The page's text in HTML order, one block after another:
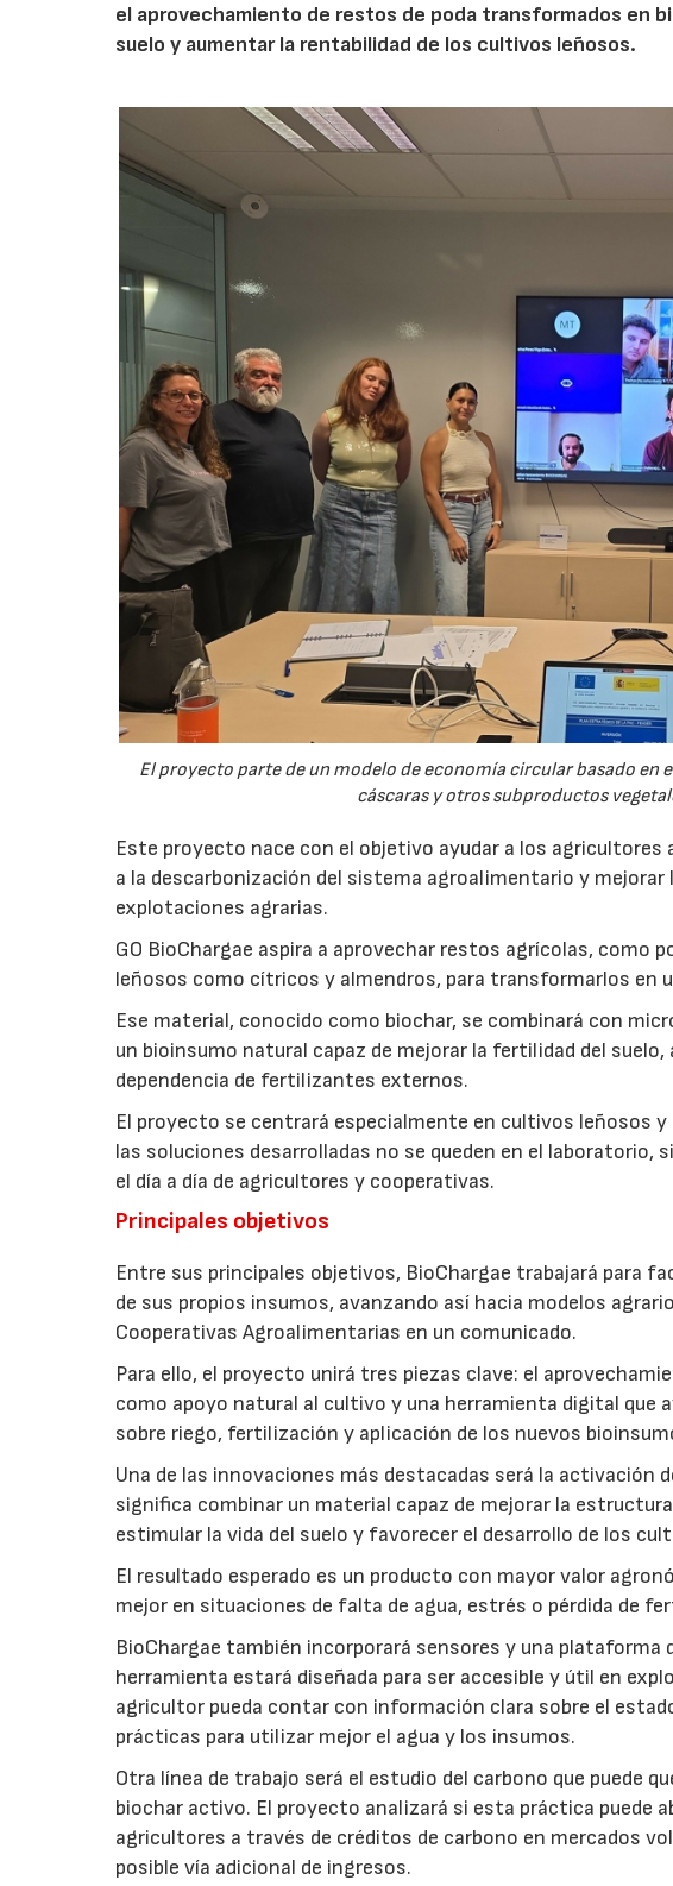
el aprovechamiento de restos de poda transformados en
suelo y aumentar la rentabilidad de los cultivos leñosos.
El proyecto parte de un modelo de economía circular basado
cáscaras y otros subproductos
Este proyecto nace con el objetivo ayudar a los
a la descarbonización del sistema agroalimentario y
explotaciones agrarias.
GO BioChargae aspira a aprovechar restos agrícolas, como
leñosos como cítricos y almendros, para transformarlos en
Ese material, conocido como biochar, se combinará con
un bioinsumo natural capaz de mejorar la fertilidad del
dependencia de fertilizantes externos.
El proyecto se centrará especialmente en cultivos leñosos
las soluciones desarrolladas no se queden en el laboratorio,
el día a día de agricultores y cooperativas.
Principales objetivos
Entre sus principales objetivos, BioChargae trabajará para
de sus propios insumos, avanzando así hacia modelos
Cooperativas Agroalimentarias en un comunicado.
Para ello, el proyecto unirá tres piezas clave: el
como apoyo natural al cultivo y una herramienta digital que
sobre riego, fertilización y aplicación de los nuevos
Una de las innovaciones más destacadas será la activación
significa combinar un material capaz de mejorar la
estimular la vida del suelo y favorecer el desarrollo de los
El resultado esperado es un producto con mayor valor
mejor en situaciones de falta de agua, estrés o pérdida de
BioChargae también incorporará sensores y una
herramienta estará diseñada para ser accesible y útil en
agricultor pueda contar con información clara sobre el
prácticas para utilizar mejor el agua y los insumos.
Otra línea de trabajo será el estudio del carbono que puede
biochar activo. El proyecto analizará si esta práctica puede
agricultores a través de créditos de carbono en mercados
posible vía adicional de ingresos.